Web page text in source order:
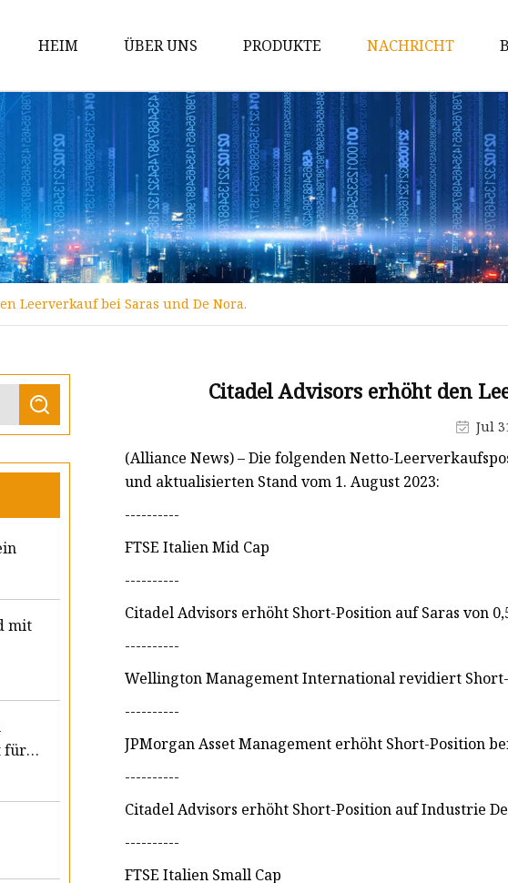
HEIM ÜBER UNS PRODUKTE
Hartmetallstab
Hartmetall-Matrizen
Hartmetalleinsätze
Hartmetall-Verschleißteile
Tipps für den Hartmetallabbau
Hartmetall-Schneidwerkzeuge
Wolframkarbidstifte
Ambosse aus Wolframcarbid
NACHRICHT
Leerverkauf bei Saras und De Nora.
mit
für
Citadel Advisors erhöht den
Jul
(Alliance News) – Die folgenden Netto-
und aktualisierten Stand vom 1. August 2023:
----------
FTSE Italien Mid Cap
----------
Citadel Advisors erhöht Short-Position auf Saras von
----------
Wellington Management International revidiert Short-
----------
JPMorgan Asset Management erhöht Short-Position
----------
Citadel Advisors erhöht Short-Position auf Industrie
----------
FTSE Italien Small Cap